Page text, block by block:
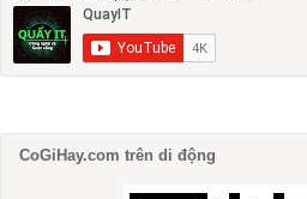
CoGiHay.com trên di động